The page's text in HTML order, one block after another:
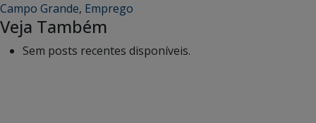
Campo Grande, Emprego
Veja Também
Sem posts recentes disponíveis.